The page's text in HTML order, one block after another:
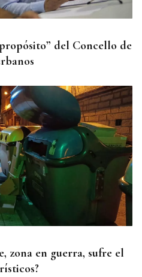
del Concello de
zona en guerra, sufre el